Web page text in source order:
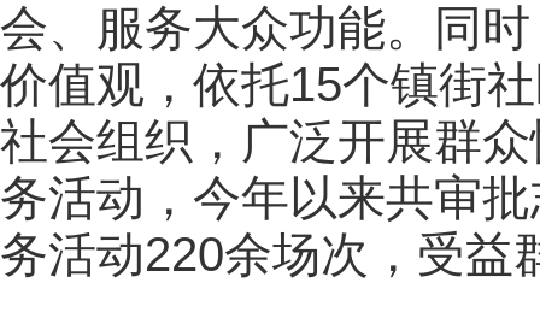
会、服务大众功能。同
价值观，依托15个镇街
社会组织，广泛开展群
务活动，今年以来共审
务活动220余场次，受益